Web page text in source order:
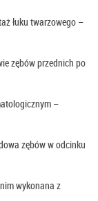
łuku twarzowego –
zębów przednich po
–
zębów w odcinku
wykonana z